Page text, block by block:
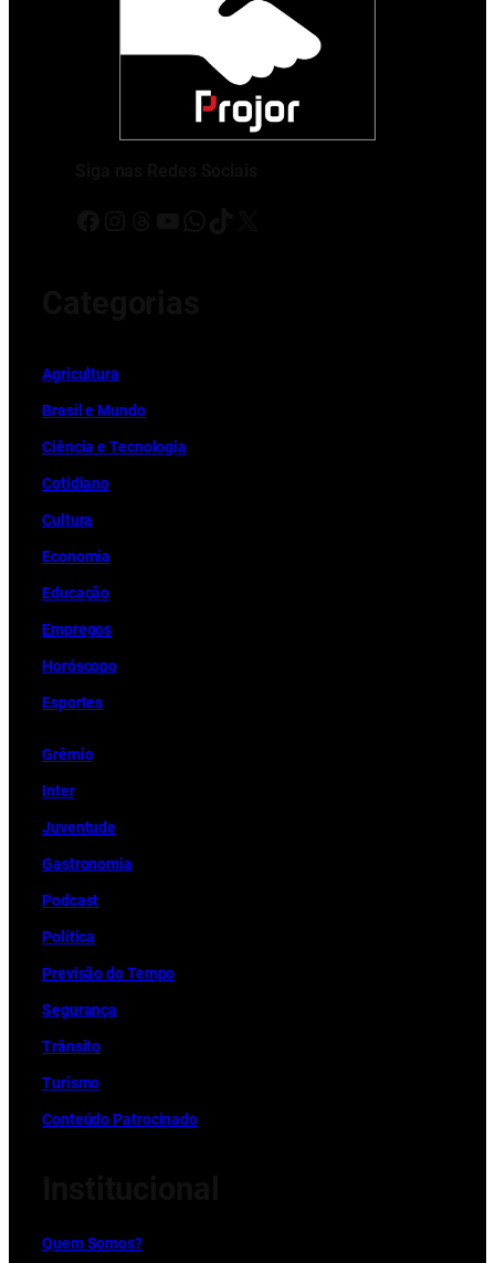
Agricultura
Brasil e Mundo
Ciência e Tecnologia
Cotidiano
Cultura
Economia
Educação
Empregos
Horóscopo
Esportes
Grêmio
Inter
Juventude
Gastronomia
Podcast
Política
Previsão do Tempo
Segurança
Trânsito
Turismo
Conteúdo Patrocinado
Quem Somos?